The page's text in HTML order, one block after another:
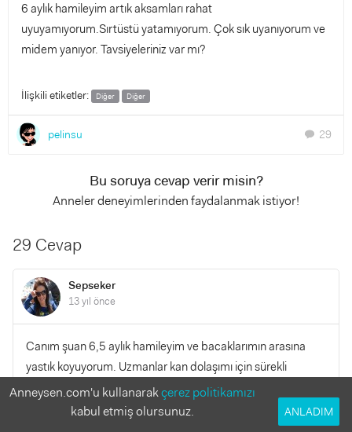
6 aylık hamileyim artık aksamları rahat
uyuyamıyorum.Sırtüstü yatamıyorum. Çok sık uyanıyorum ve
midem yanıyor. Tavsiyeleriniz var mı?
İlişkili etiketler: Diğer Diğer
pelinsu chat 29
Bu soruya cevap verir misin?
Anneler deneyimlerinden faydalanmak istiyor!
29 Cevap
Sepseker
13 yıl önce
Canım şuan 6,5 aylık hamileyim ve bacaklarımın arasına
yastık koyuyorum. Uzmanlar kan dolaşımı için sürekli
pozisyon değiştirerek uyunması gerektiğini de söylüyor.
Buna da dikkat ediyorum. Bu aylardan sonra uykumuz tilki
Anneysen.com'u kullanarakçerez politikamızı
kabul etmiş olursunuz.
ANLADIM